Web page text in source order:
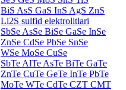
BiS AsS GaS InS AgS ZnS
Li2S sulfid elektrolitlari
SbSe AsSe BiSe GaSe InSe
ZnSe CdSe PbSe SnSe
WSe MoSe CuSe
SbTe AlTe AsTe BiTe GaTe
ZnTe CuTe GeTe InTe PbTe
MoTe WTe CdTe CZT CMT